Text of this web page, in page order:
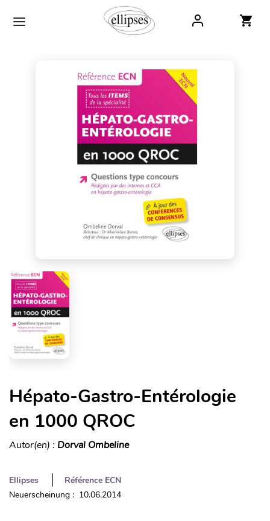
Hépato-Gastro-Entérologie
en 1000 QROC
Autor(en) : Dorval Ombeline
Ellipses
Référence ECN
Neuerscheinung : 10.06.2014